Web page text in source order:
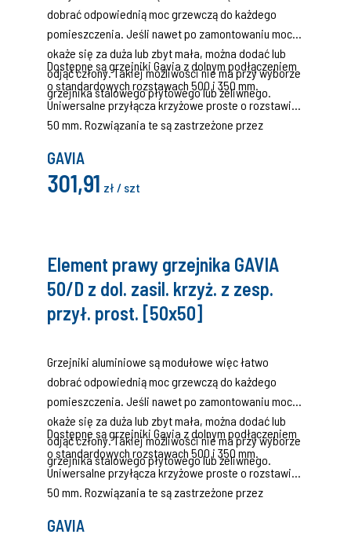
dobrać odpowiednią moc grzewczą do każdego
pomieszczenia. Jeśli nawet po zamontowaniu moc
okaże się za duża lub zbyt mała, można dodać lub
odjąć człony. Takiej możliwości nie ma przy wyborze
grzejnika stalowego płytowego lub żeliwnego.
Dostępne są grzejniki Gavia z dolnym podłączeniem
o standardowych rozstawach 500 i 350 mm.
Uniwersalne przyłącza krzyżowe proste o rozstawie
50 mm. Rozwiązania te są zastrzeżone przez
zasilających z lewej strony grzejnika.
GAVIA
301,91 zł / szt
Element prawy grzejnika GAVIA
50/D z dol. zasil. krzyż. z zesp.
przył. prost. [50x50]
Grzejniki aluminiowe są modułowe więc łatwo
dobrać odpowiednią moc grzewczą do każdego
pomieszczenia. Jeśli nawet po zamontowaniu moc
okaże się za duża lub zbyt mała, można dodać lub
odjąć człony. Takiej możliwości nie ma przy wyborze
grzejnika stalowego płytowego lub żeliwnego.
Dostępne są grzejniki Gavia z dolnym podłączeniem
o standardowych rozstawach 500 i 350 mm.
Uniwersalne przyłącza krzyżowe proste o rozstawie
50 mm. Rozwiązania te są zastrzeżone przez
zasilających z lewej strony grzejnika.
GAVIA